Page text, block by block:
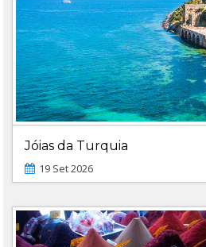
Jóias da Turquia
19 Set 2026